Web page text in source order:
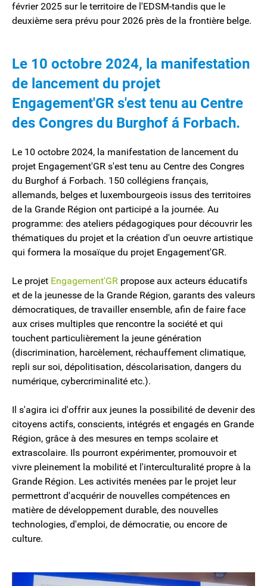
février 2025 sur le territoire de l'EDSM-tandis que le
deuxième sera prévu pour 2026 près de la frontière belge.
Le 10 octobre 2024, la manifestation
de lancement du projet
Engagement'GR s'est tenu au Centre
des Congres du Burghof á Forbach.
Le 10 octobre 2024, la manifestation de lancement du
projet Engagement'GR s'est tenu au Centre des Congres
du Burghof á Forbach. 150 collégiens français,
allemands, belges et luxembourgeois issus des territoires
de la Grande Région ont participé a la journée. Au
programme: des ateliers pédagogiques pour découvrir les
thématiques du projet et la création d'un oeuvre artistique
qui formera la mosaïque du projet Engagement'GR.
Le projet Engagement'GR propose aux acteurs éducatifs
et de la jeunesse de la Grande Région, garants des valeurs
démocratiques, de travailler ensemble, afin de faire face
aux crises multiples que rencontre la société et qui
touchent particulièrement la jeune génération
(discrimination, harcèlement, réchauffement climatique,
repli sur soi, dépolitisation, déscolarisation, dangers du
numérique, cybercriminalité etc.).
Il s'agira ici d'offrir aux jeunes la possibilité de devenir des
citoyens actifs, conscients, intégrés et engagés en Grande
Région, grâce à des mesures en temps scolaire et
extrascolaire. Ils pourront expérimenter, promouvoir et
vivre pleinement la mobilité et l'interculturalité propre à la
Grande Région. Les activités menées par le projet leur
permettront d'acquérir de nouvelles compétences en
matière de développement durable, des nouvelles
technologies, d'emploi, de démocratie, ou encore de
culture.